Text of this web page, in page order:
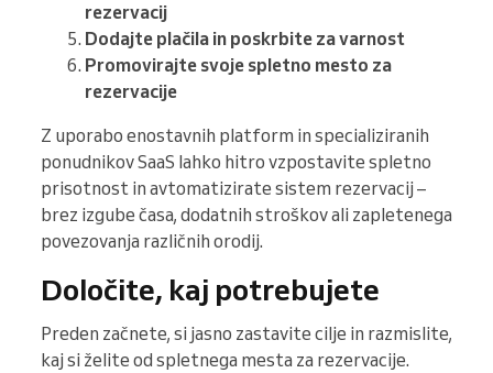
rezervacij
Dodajte plačila in poskrbite za varnost
Promovirajte svoje spletno mesto za
rezervacije
Z uporabo enostavnih platform in specializiranih
ponudnikov SaaS lahko hitro vzpostavite spletno
prisotnost in avtomatizirate sistem rezervacij –
brez izgube časa, dodatnih stroškov ali zapletenega
povezovanja različnih orodij.
Določite, kaj potrebujete
Preden začnete, si jasno zastavite cilje in razmislite,
kaj si želite od spletnega mesta za rezervacije.